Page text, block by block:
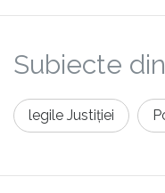
Subiecte
legile Justiției